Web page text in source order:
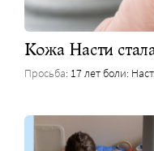
Кожа Насти
Просьба: 17 лет боли: